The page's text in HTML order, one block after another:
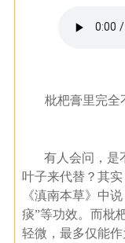
枇杷膏里完全
有人会问，是
叶子来代替？其
《滇南本草》中
痰”等功效。而枇
轻微，最多仅能